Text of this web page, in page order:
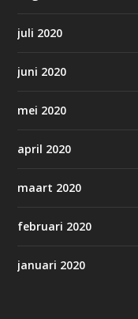
juli 2020
juni 2020
mei 2020
april 2020
maart 2020
februari 2020
januari 2020